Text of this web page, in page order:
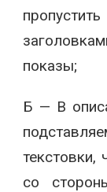
показы;
Б — В
со